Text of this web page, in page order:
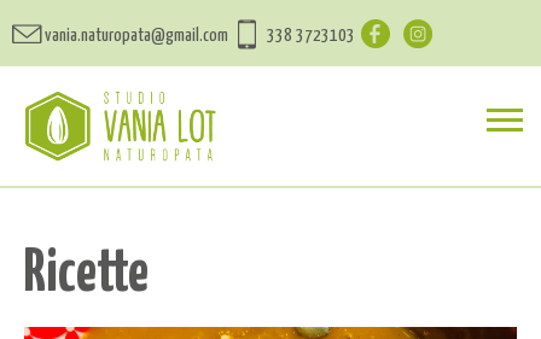
vania.naturopata@gmail.com 338 3723103
Ricette